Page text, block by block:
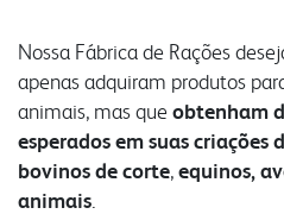
Nossa Fábrica de Rações
apenas adquiram produtos
animais, mas queobtenham
esperados em suas criações
bovinos de corte,equinos,
animais